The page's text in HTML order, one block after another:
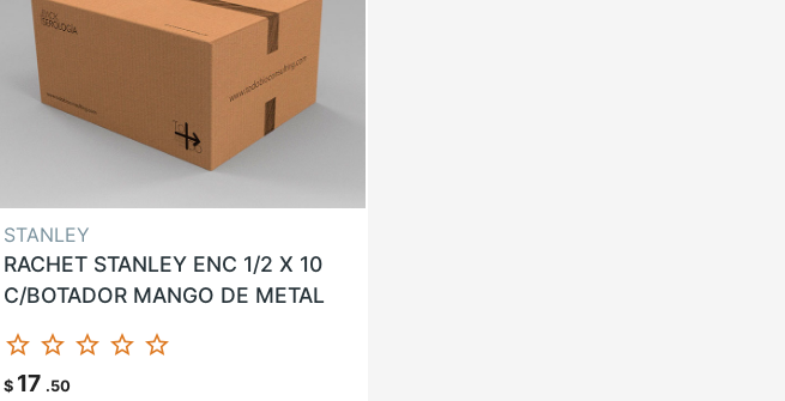
STANLEY
RACHET STANLEY ENC 1/2 X 10
C/BOTADOR MANGO DE METAL
star_border star_border star_border star_border star_border
$ 17 .50